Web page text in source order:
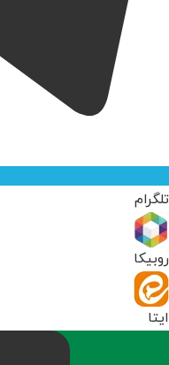
تلگرام
روبیکا
ایتا